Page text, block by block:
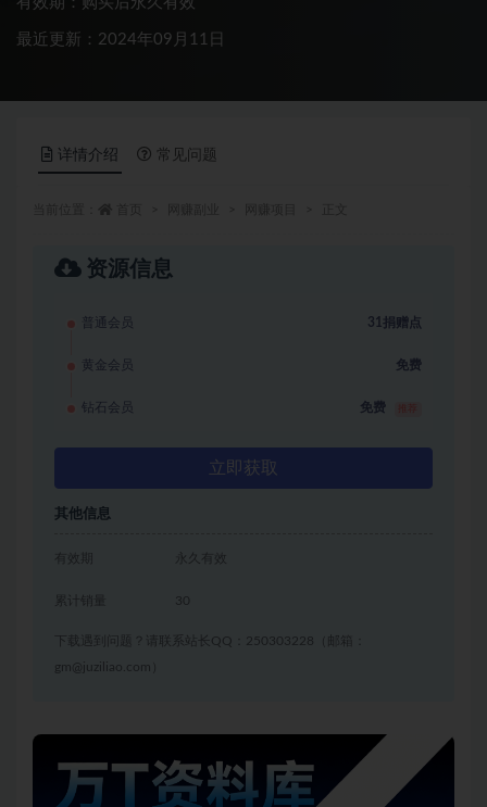
最近更新：2024年09月11日
详情介绍 常见问题
资源信息
普通会员 31捐赠点
黄金会员 免费
钻石会员 免费
立即获取
其他信息
有效期 永久有效
累计销量 30
下载遇到问题？请联系站长QQ：250303228（邮箱：
gm@juziliao.com）